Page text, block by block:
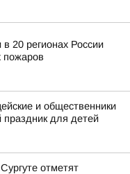
20 регионах России
пожаров
и общественники
праздник для детей
отметят